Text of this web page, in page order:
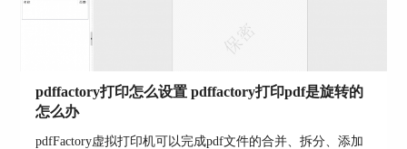
pdffactory打印怎么设置 pdffactory打印pdf是旋转的
怎么办
pdfFactory虚拟打印机可以完成pdf文件的合并、拆分、添加